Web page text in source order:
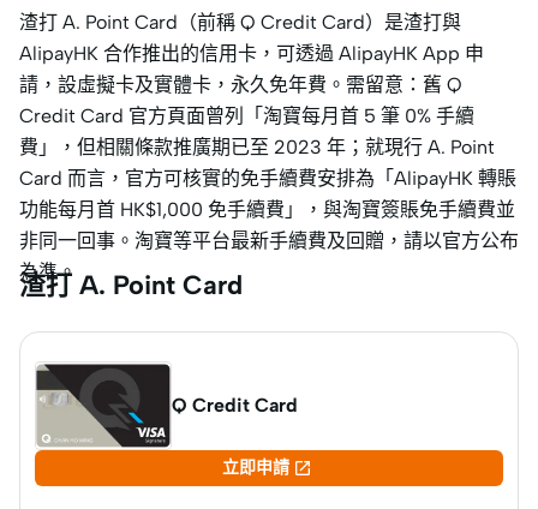
渣打 A. Point Card（前稱 Q Credit Card）是渣打與
AlipayHK 合作推出的信用卡，可透過 AlipayHK App 申
請，設虛擬卡及實體卡，永久免年費。需留意：舊 Q
Credit Card 官方頁面曾列「淘寶每月首 5 筆 0% 手續
費」，但相關條款推廣期已至 2023 年；就現行 A. Point
Card 而言，官方可核實的免手續費安排為「AlipayHK 轉賬
功能每月首 HK$1,000 免手續費」，與淘寶簽賬免手續費並
非同一回事。淘寶等平台最新手續費及回贈，請以官方公布
為準。
渣打 A. Point Card
Q Credit Card
立即申請 